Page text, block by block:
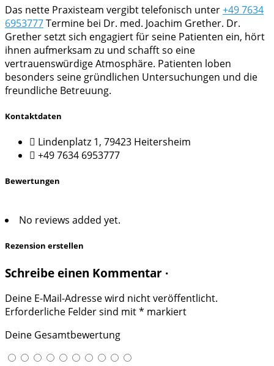
Das nette Praxisteam vergibt telefonisch unter+49 7634
6953777Termine bei Dr. med. Joachim Grether. Dr.
Grether setzt sich engagiert für seine Patienten ein, hört
ihnen aufmerksam zu und schafft so eine
vertrauenswürdige Atmosphäre. Patienten loben
besonders seine gründlichen Untersuchungen und die
freundliche Betreuung.
Kontaktdaten
Lindenplatz 1, 79423 Heitersheim
+49 7634 6953777
Bewertungen
No reviews added yet.
Rezension erstellen
Schreibe einen Kommentar ·
Deine E-Mail-Adresse wird nicht veröffentlicht.
Erforderliche Felder sind mit* markiert
Deine Gesamtbewertung